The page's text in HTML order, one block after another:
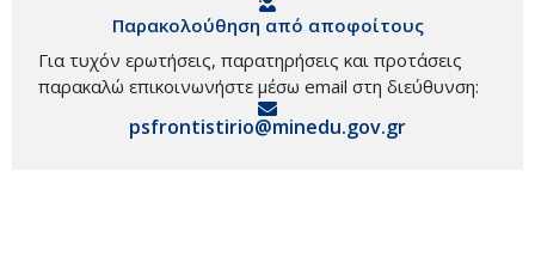
Παρακολούθηση από αποφοίτους
Για τυχόν ερωτήσεις, παρατηρήσεις και προτάσεις
παρακαλώ επικοινωνήστε μέσω email στη διεύθυνση:
psfrontistirio@minedu.gov.gr